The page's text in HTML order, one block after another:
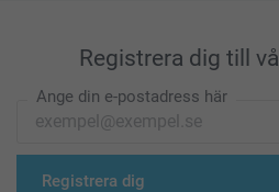
Registrera dig till
Ange din e-postadress här
Registrera dig